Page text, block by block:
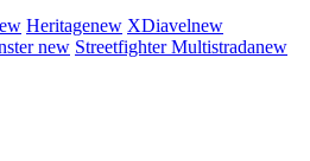
Heritagenew XDiavelnew
new StreetfighterMultistradanew